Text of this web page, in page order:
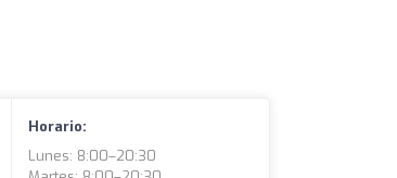
Horario:
Lunes: 8:00–20:30